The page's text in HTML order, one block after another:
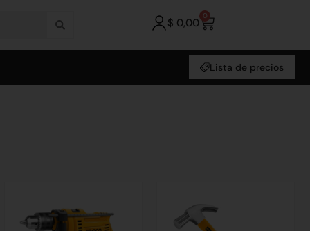
$ 0,00 0
Lista de precios